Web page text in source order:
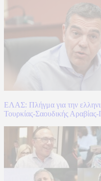
ΕΛΑΣ: Πλήγμα για την
Τουρκίας-Σαουδικής